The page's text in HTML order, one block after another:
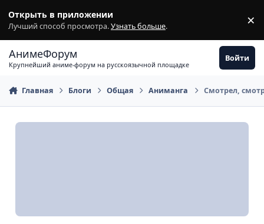
Открыть в приложении
Лучший способ просмотра.Узнать больше. ×
АнимеФорум
Крупнейший аниме-форум на русскоязычной площадке
Войти
Главная Блоги Общая Аниманга Смотрел,